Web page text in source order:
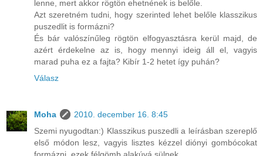
lenne, mert akkor rögtön ehetnének is belőle.
Azt szeretném tudni, hogy szerinted lehet belőle klasszikus
puszedlit is formázni?
És bár valószínűleg rögtön elfogyasztásra kerül majd, de
azért érdekelne az is, hogy mennyi ideig áll el, vagyis
marad puha ez a fajta? Kibír 1-2 hetet így puhán?
Válasz
Moha
2010. december 16. 8:45
Szemi nyugodtan:) Klasszikus puszedli a leírásban szereplő
első módon lesz, vagyis lisztes kézzel diónyi gombócokat
formázni, ezek félgömb alakúvá sülnek.